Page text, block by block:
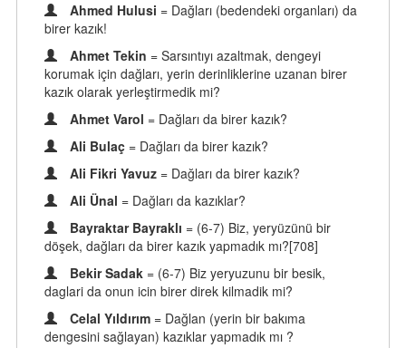
Ahmed Hulusi = Dağları (bedendeki organları) da
birer kazık!
Ahmet Tekin = Sarsıntıyı azaltmak, dengeyi
korumak için dağları, yerin derinliklerine uzanan birer
kazık olarak yerleştirmedik mi?
Ahmet Varol = Dağları da birer kazık?
Ali Bulaç = Dağları da birer kazık?
Ali Fikri Yavuz = Dağları da birer kazık?
Ali Ünal = Dağları da kazıklar?
Bayraktar Bayraklı = (6-7) Biz, yeryüzünü bir
döşek, dağları da birer kazık yapmadık mı?[708]
Bekir Sadak = (6-7) Biz yeryuzunu bir besik,
daglari da onun icin birer direk kilmadik mi?
Celal Yıldırım = Dağlan (yerin bir bakıma
dengesini sağlayan) kazıklar yapmadık mı ?